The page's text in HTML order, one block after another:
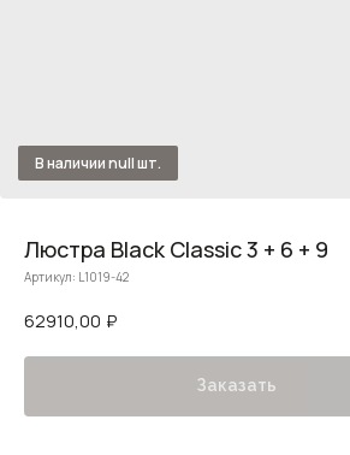
Люстра Black Classic 3 + 6 + 9
Артикул: L1019-42
62910,00 ₽
Заказать